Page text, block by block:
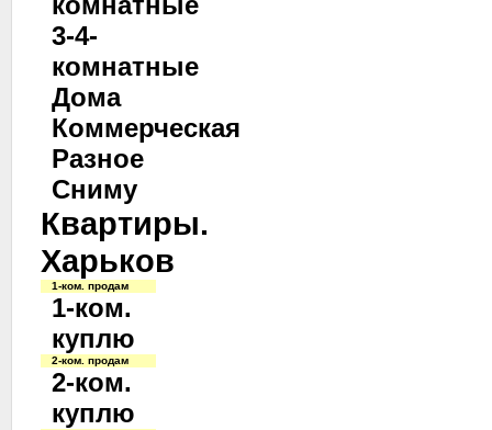
3-4-
комнатные
Дома
Коммерческая
Разное
Сниму
Квартиры.
Харьков
1-ком. продам
1-ком.
куплю
2-ком. продам
2-ком.
куплю